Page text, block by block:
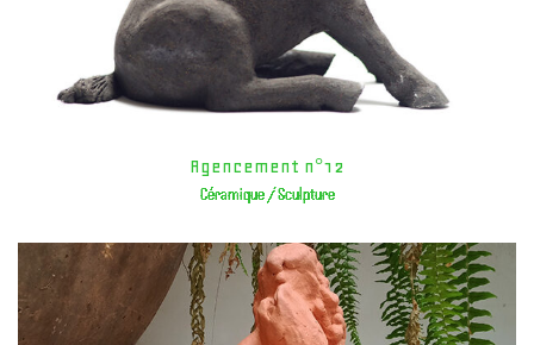
Agencement n°12
Céramique / Sculpture